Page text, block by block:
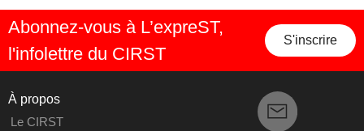
Abonnez-vous à L’expreST,
l'infolettre du CIRST
S'inscrire
À propos
Le CIRST